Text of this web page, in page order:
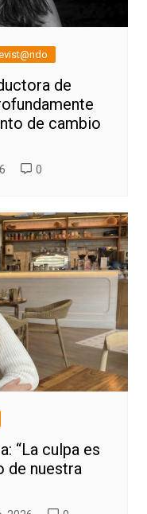
de
de cambio
0
“La culpa es
de nuestra